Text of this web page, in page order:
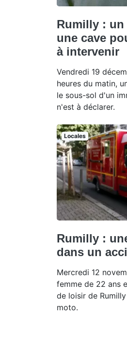
Rumilly :
une cave
à intervenir
Vendredi 19
heures du matin,
le sous-sol d'un
n'est à déclarer.
Locales
Rumilly :
dans un
Mercredi 12
femme de 22 ans
de loisir de
moto.